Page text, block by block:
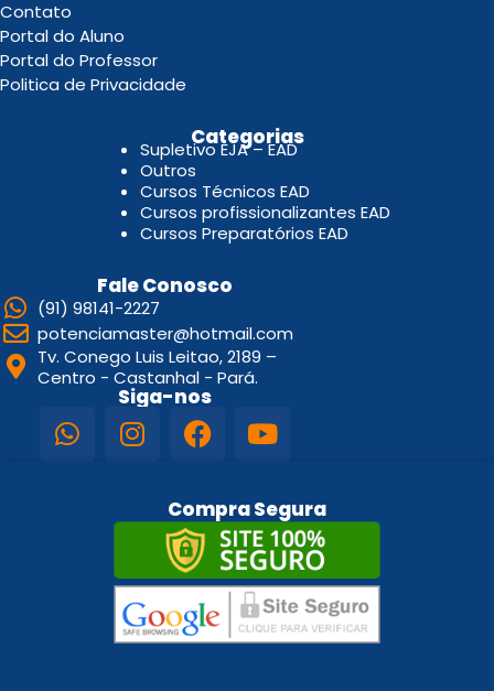
Contato
Portal do Aluno
Portal do Professor
Politica de Privacidade
Categorias
Supletivo EJA – EAD
Outros
Cursos Técnicos EAD
Cursos profissionalizantes EAD
Cursos Preparatórios EAD
Fale Conosco
(91) 98141-2227
potenciamaster@hotmail.com
Tv. Conego Luis Leitao, 2189 –
Centro - Castanhal - Pará.
Siga-nos
Compra Segura